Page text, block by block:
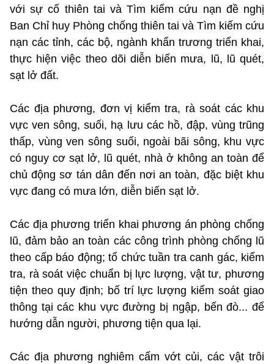
với sự cố thiên tai và Tìm kiếm cứu nạn đề nghị
Ban Chỉ huy Phòng chống thiên tai và Tìm kiếm cứu
nạn các tỉnh, các bộ, ngành khẩn trương triển khai,
thực hiện việc theo dõi diễn biến mưa, lũ, lũ quét,
sạt lở đất.
Các địa phương, đơn vị kiểm tra, rà soát các khu
vực ven sông, suối, hạ lưu các hồ, đập, vùng trũng
thấp, vùng ven sông suối, ngoài bãi sông, khu vực
có nguy cơ sạt lở, lũ quét, nhà ở không an toàn để
chủ động sơ tán dân đến nơi an toàn, đặc biệt khu
vực đang có mưa lớn, diễn biến sạt lở.
Các địa phương triển khai phương án phòng chống
lũ, đảm bảo an toàn các công trình phòng chống lũ
theo cấp báo động; tổ chức tuần tra canh gác, kiểm
tra, rà soát việc chuẩn bị lực lượng, vật tư, phương
tiện theo quy định; bố trí lực lượng kiểm soát giao
thông tại các khu vực đường bị ngập, bến đò... để
hướng dẫn người, phương tiện qua lại.
Các địa phương nghiêm cấm vớt củi, các vật trôi